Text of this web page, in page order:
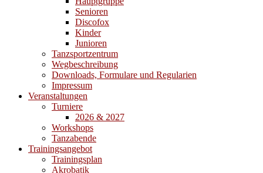
Senioren
Discofox
Kinder
Junioren
Tanzsportzentrum
Wegbeschreibung
Downloads, Formulare und Regularien
Impressum
Veranstaltungen
Turniere
2026 & 2027
Workshops
Tanzabende
Trainingsangebot
Trainingsplan
Akrobatik